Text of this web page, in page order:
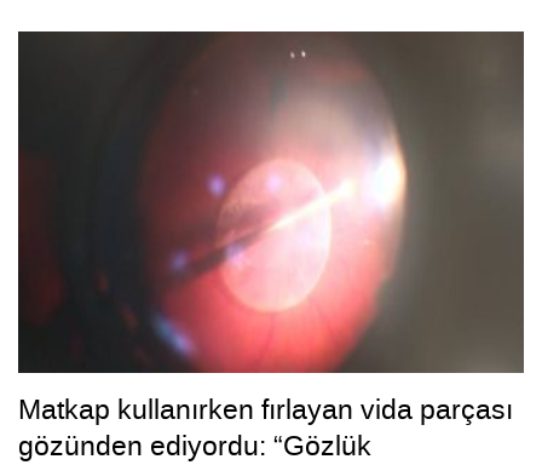
Matkap kullanırken fırlayan vida parçası
gözünden ediyordu: “Gözlük